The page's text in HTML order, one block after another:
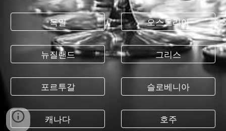
독일
뉴질랜드
포르투갈
캐나다
오스트리아
그리스
슬로베니아
호주